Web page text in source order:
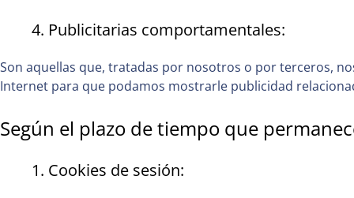
4. Publicitarias comportamentales:
Son aquellas que, tratadas por nosotros o por terceros,
Internet para que podamos mostrarle publicidad
Según el plazo de tiempo que
1. Cookies de sesión: